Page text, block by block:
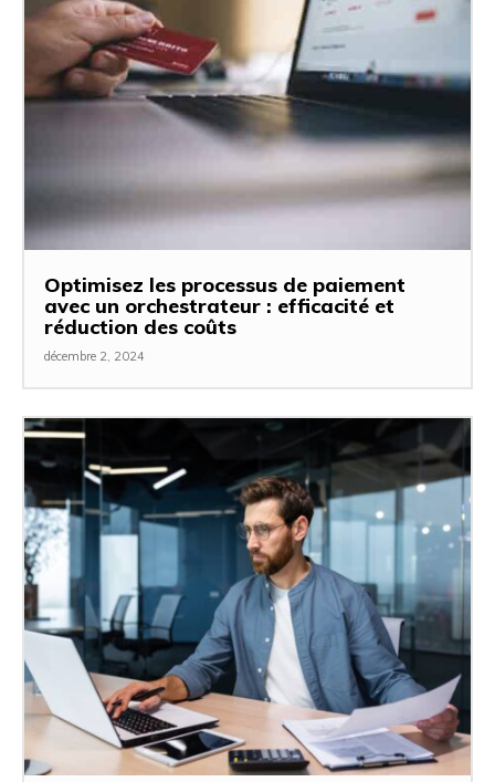
Optimisez les processus de paiement
avec un orchestrateur : efficacité et
réduction des coûts
décembre 2, 2024